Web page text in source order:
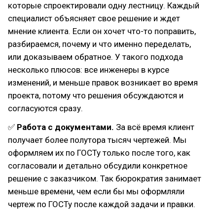
которые спроектировали одну лестницу. Каждый
специалист объясняет свое решение и ждет
мнение клиента. Если он хочет что-то поправить,
разбираемся, почему и что именно переделать,
или доказываем обратное. У такого подхода
несколько плюсов: все инженеры в курсе
изменений, и меньше правок возникает во время
проекта, потому что решения обсуждаются и
согласуются сразу.
✅ Работа с документами. За всё время клиент
получает более полутора тысяч чертежей. Мы
оформляем их по ГОСТу только после того, как
согласовали и детально обсудили конкретное
решение с заказчиком. Так бюрократия занимает
меньше времени, чем если бы мы оформляли
чертеж по ГОСТу после каждой задачи и правки.